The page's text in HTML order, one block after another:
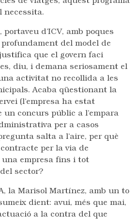
necessita.
d’ICV, amb poques
del model de
que el govern faci
diu, i demana seriosament el
activitat no recollida a les
Acaba qüestionant la
(l’empresa ha estat
un concurs públic a l’empara
per a casos
salta a l’aire, per què
per la via de
una empresa fins i tot
sector?
la Marisol Martínez, amb un to
dient: avui, més que mai,
a la contra del que